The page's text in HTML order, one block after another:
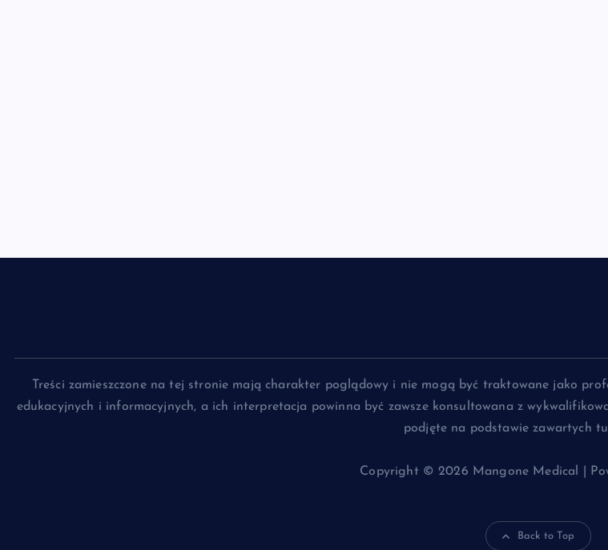
Treści zamieszczone na tej stronie mają charakter poglądowy i nie mogą być traktowane jako
edukacyjnych i informacyjnych, a ich interpretacja powinna być zawsze konsultowana z
podjęte na podstawie zawartych
Copyright © 2026 Mangone Medical |
Back to Top